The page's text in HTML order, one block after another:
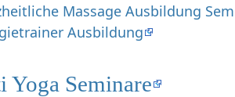
Massage Ausbildung
Ausbildung
Yoga Seminare